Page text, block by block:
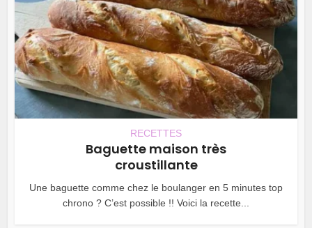
RECETTES
Baguette maison très
croustillante
Une baguette comme chez le boulanger en 5 minutes top
chrono ? C’est possible !! Voici la recette...